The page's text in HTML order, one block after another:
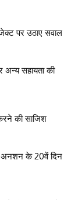
पर उठाए सवाल
अन्य सहायता की
की साजिश
अनशन के 20वें दिन